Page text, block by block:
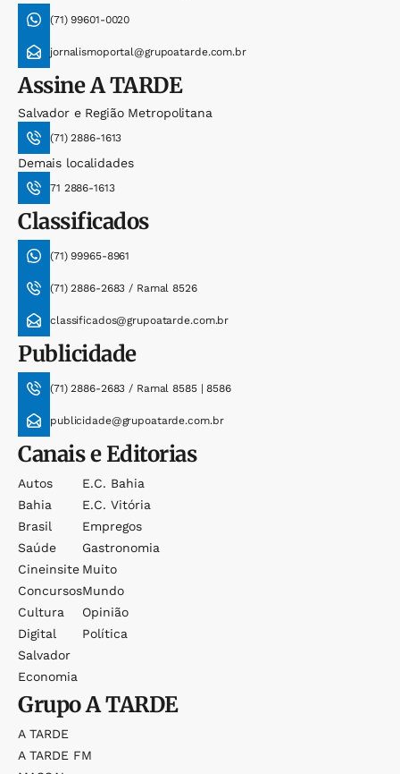
(71) 99601-0020
jornalismoportal@grupoatarde.com.br
AssineA TARDE
Salvador e Região Metropolitana
(71) 2886-1613
Demais localidades
71 2886-1613
Classificados
(71) 99965-8961
(71) 2886-2683 / Ramal 8526
classificados@grupoatarde.com.br
Publicidade
(71) 2886-2683 / Ramal 8585 | 8586
publicidade@grupoatarde.com.br
Canais e Editorias
Autos
Bahia
Brasil
Saúde
Cineinsite
Concursos
Cultura
Digital
Salvador
Economia
E.c. Bahia
E.c. Vitória
Empregos
Gastronomia
Muito
Mundo
Opinião
Política
GrupoA TARDE
A TARDE
A TARDE FM